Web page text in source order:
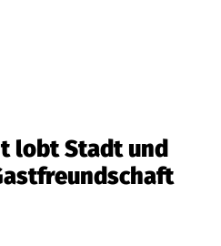
lobt Stadt und